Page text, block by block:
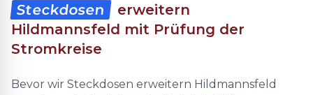
Steckdosen
erweitern
Hildmannsfeld mit Prüfung der
Stromkreise
Bevor wir Steckdosen erweitern Hildmannsfeld